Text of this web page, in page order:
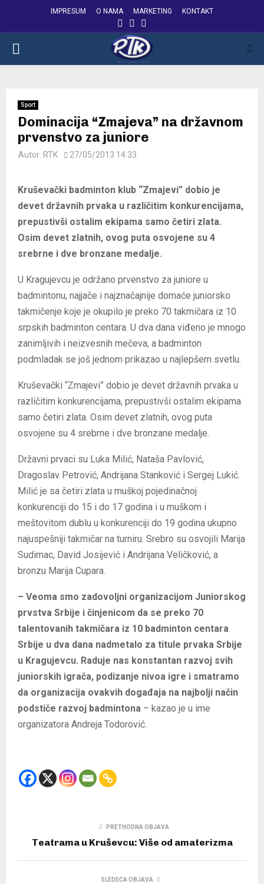
IMPRESUM O NAMA MARKETING KONTAKT
FACEBOOK
INSTAGRAM
PRIMARY
Sport
Dominacija “Zmajeva” na državnom
prvenstvo za juniore
Autor: RTK 27/05/2013 14:33
Kruševački badminton klub “Zmajevi” dobio je
devet državnih prvaka u različitim konkurencijama,
prepustivši ostalim ekipama samo četiri zlata.
Osim devet zlatnih, ovog puta osvojene su 4
srebrne i dve bronzane medalje.
U Kragujevcu je održano prvenstvo za juniore u
badmintonu, najjače i najznačajnije domaće juniorsko
takmičenje koje je okupilo je preko 70 takmičara iz 10
srpskih badminton centara. U dva dana viđeno je mnogo
zanimljivih i neizvesnih mečeva, a badminton
podmladak se još jednom prikazao u najlepšem svetlu.
Kruševački “Zmajevi” dobio je devet državnih prvaka u
različitim konkurencijama, prepustivši ostalim ekipama
samo četiri zlata. Osim devet zlatnih, ovog puta
osvojene su 4 srebrne i dve bronzane medalje.
Državni prvaci su Luka Milić, Nataša Pavlović,
Dragoslav Petrović, Andrijana Stanković i Sergej Lukić.
Milić je sa četiri zlata u muškoj pojedinačnoj
konkurenciji do 15 i do 17 godina i u muškom i
meštovitom dublu u konkurenciji do 19 godina ukupno
najuspešniji takmičar na turniru. Srebro su osvojili Marija
Sudimac, David Josijević i Andrijana Veličković, a
bronzu Marija Cupara.
– Veoma smo zadovoljni organizacijom Juniorskog
prvstva Srbije i činjenicom da se preko 70
talentovanih takmičara iz 10 badminton centara
Srbije u dva dana nadmetalo za titule prvaka Srbije
u Kragujevcu. Raduje nas konstantan razvoj svih
juniorskih igrača, podizanje nivoa igre i smatramo
da organizacija ovakvih događaja na najbolji način
podstiče razvoj badmintona – kazao je u ime
organizatora Andreja Todorović.
PRETHODNA OBJAVA
Teatrama u Kruševcu: Više od amaterizma
SLEDEĆA OBJAVA